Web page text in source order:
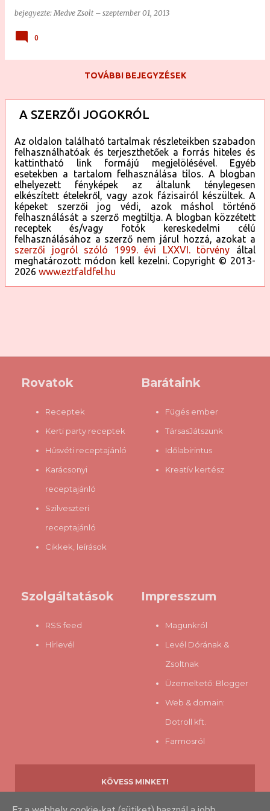
kedvenceim közé. A receptjét még az édesanyjától kapta
a feleségem, aki szintén a családból kapta, de ő még vajat
hogy tudjuk a süti teljes családfáját, és mindennemű
nekiállhatunk elkészíteni. ;-) A jelen recepthez az
egyszerűség kedvéért a boltban kapható pizzakrémet
használta az én drágám, de természetesen készíthető ez
otthon összeállított pizzaszószból is... Hozzávalók a
pizzás kiflihez: - 1 kg liszt - 2 csomag sütőélesztő - 0.5 l tej
- 2 dl étolaj - 2 csapott evőkanál konyhasó - pizzakrém
(bolti, vagy házi készítésű pizzaszósz) - 1 db tojás a
kenéshez - 10 dkg reszelt sajt a szóráshoz ...
bejegyezte:Medve Zsolt – szeptember 01, 2013
0
TOVÁBBI BEJEGYZÉSEK
A SZERZŐI JOGOKRÓL
Az oldalon található tartalmak részleteikben szabadon
felhasználhatóak és terjeszthetőek a forrás hiteles és
kattintható link formájú megjelölésével. Egyéb
esetekben a tartalom felhasználása tilos. A blogban
elhelyezett fényképek az általunk ténylegesen
elkészített ételekről, vagy azok fázisairól készültek. A
képeket szerzői jog védi, azok máshol történő
felhasználását a szerző megtiltja. A blogban közzétett
receptek és/vagy fotók kereskedelmi célú
felhasználásához a szerző nem járul hozzá, azokat a
szerzői jogról szóló 1999. évi LXXVI. törvény által
meghatározott módon kell kezelni. Copyright © 2013-
2026 www.eztfaldfel.hu
Rovatok
Receptek
Kerti party receptek
Húsvéti receptajánló
Karácsonyi
receptajánló
Szilveszteri
receptajánló
Cikkek, leírások
Barátaink
Fügés ember
TársasJátszunk
Időlabirintus
Kreatív kertész
Szolgáltatások
RSS feed
Hírlevél
Impresszum
Magunkról
Levél Dórának &
Zsoltnak
Üzemeltető: Blogger
Web & domain:
Dotroll kft.
Farmosról
KÖVESS MINKET!